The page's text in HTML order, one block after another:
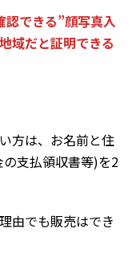
認できる”顔写真入
域だと証明できる
方は、お名前と住
支払領収書等)を2
由でも販売はでき